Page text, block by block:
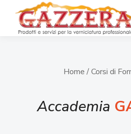
Home / Corsi di
Accademia